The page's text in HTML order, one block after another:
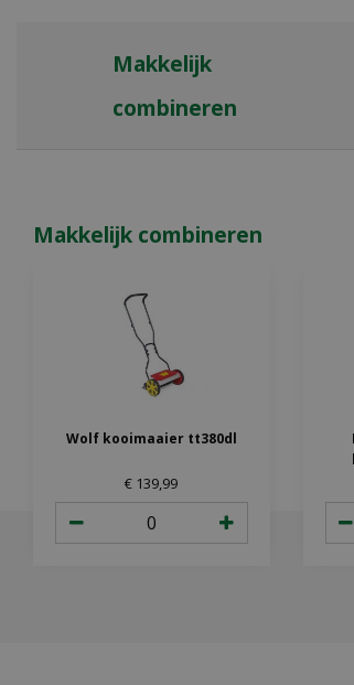
Makkelijk
combineren
Makkelijk combineren
Wolf kooimaaier tt380dl
€ 139,99